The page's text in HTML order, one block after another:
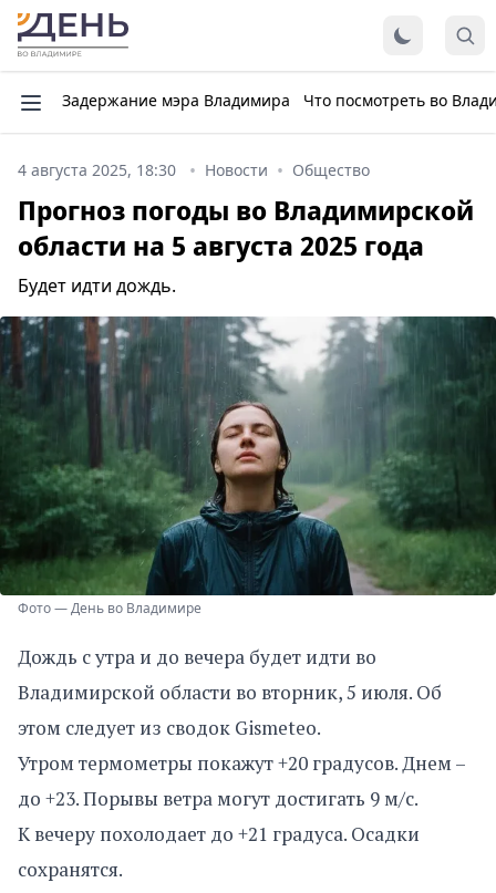
Задержание мэра Владимира Что посмотреть во
4 августа 2025, 18:30 Новости Общество
Прогноз погоды во Владимирской
области на 5 августа 2025 года
Будет идти дождь.
Фото — День во Владимире
Дождь с утра и до вечера будет идти во
Владимирской области во вторник, 5 июля. Об
этом следует из сводок Gismeteo.
Утром термометры покажут +20 градусов. Днем –
до +23. Порывы ветра могут достигать 9 м/с.
К вечеру похолодает до +21 градуса. Осадки
сохранятся.